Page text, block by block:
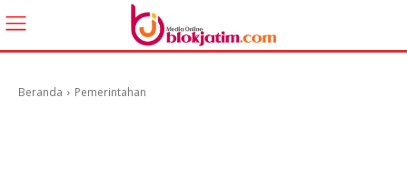
Beranda Pemerintahan